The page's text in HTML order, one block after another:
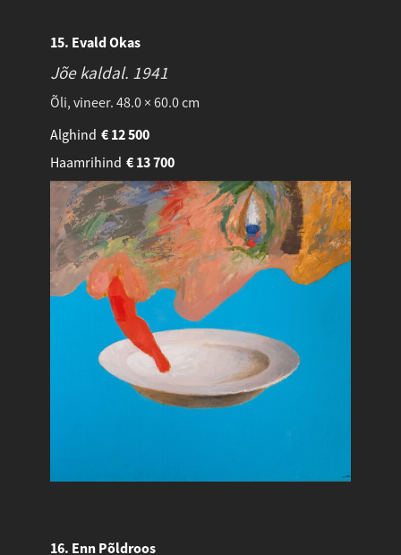
15. Evald Okas
Jõe kaldal. 1941
Õli, vineer. 48.0 × 60.0 cm
Alghind
12 500
€
Haamrihind
13 700
€
16. Enn Põldroos